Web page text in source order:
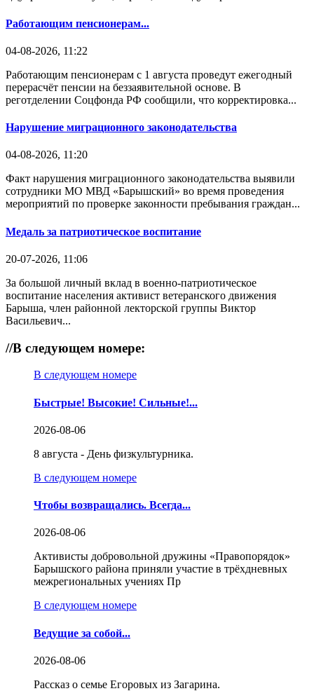
Работающим пенсионерам...
04-08-2026, 11:22
Работающим пенсионерам с 1 августа проведут ежегодный
перерасчёт пенсии на беззаявительной основе. В
реготделении Соцфонда РФ сообщили, что корректировка...
Нарушение миграционного законодательства
04-08-2026, 11:20
Факт нарушения миграционного законодательства выявили
сотрудники МО МВД «Барышский» во время проведения
мероприятий по проверке законности пребывания граждан...
Медаль за патриотическое воспитание
20-07-2026, 11:06
За большой личный вклад в военно-патриотическое
воспитание населения активист ветеранского движения
Барыша, член районной лекторской группы Виктор
Васильевич...
//В следующем номере:
В следующем номере
Быстрые! Высокие! Сильные!...
2026-08-06
8 августа - День физкультурника.
В следующем номере
Чтобы возвращались. Всегда...
2026-08-06
Активисты добровольной дружины «Правопорядок»
Барышского района приняли участие в трёхдневных
межрегиональных учениях Пр
В следующем номере
Ведущие за собой...
2026-08-06
Рассказ о семье Егоровых из Загарина.